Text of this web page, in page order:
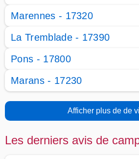
Marennes - 17320
La Tremblade - 17390
Pons - 17800
Marans - 17230
Afficher plus de de
Les derniers avis de